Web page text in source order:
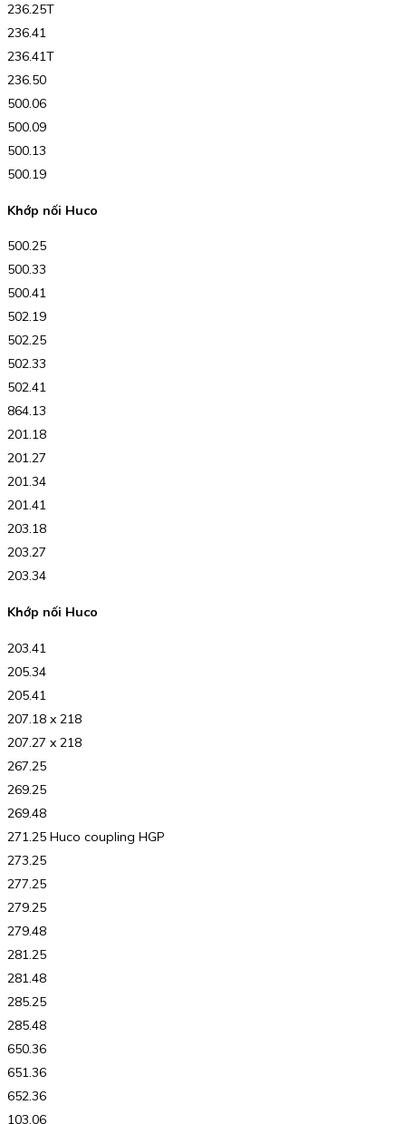
236.25T
236.41
236.41T
236.50
500.06
500.09
500.13
500.19
Khớp nối Huco
500.25
500.33
500.41
502.19
502.25
502.33
502.41
864.13
201.18
201.27
201.34
201.41
203.18
203.27
203.34
Khớp nối Huco
203.41
205.34
205.41
207.18 x 218
207.27 x 218
267.25
269.25
269.48
271.25 Huco coupling HGP
273.25
277.25
279.25
279.48
281.25
281.48
285.25
285.48
650.36
651.36
652.36
103.06